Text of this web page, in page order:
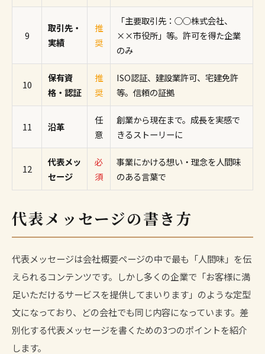
9
取引先・
実績
推
奨
「主要取引先：○○株式会社、
××市役所」等。許可を得た企業
のみ
10
保有資
格・認証
推
奨
ISO認証、建設業許可、宅建免許
等。信頼の証拠
11 沿革
任
意
創業から現在まで。成長を実感で
きるストーリーに
12
代表メッ
セージ
必
須
事業にかける想い・理念を人間味
のある言葉で
代表メッセージの書き方
代表メッセージは会社概要ページの中で最も「人間味」を伝
えられるコンテンツです。しかし多くの企業で「お客様に満
足いただけるサービスを提供してまいります」のような定型
文になっており、どの会社でも同じ内容になっています。差
別化する代表メッセージを書くための3つのポイントを紹介
します。